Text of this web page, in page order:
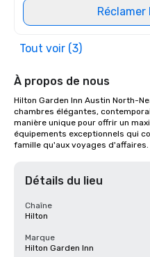
Tout voir (3)
À propos de nous
Hilton Garden Inn Austin North-
chambres élégantes,
manière unique pour offrir un
équipements exceptionnels qui
famille qu'aux voyages d'affaires.
Détails du lieu
Chaîne
Hilton
Marque
Hilton Garden Inn